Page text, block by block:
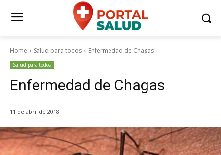
Home Salud para todos Enfermedad de Chagas
Salud para todos
Enfermedad de Chagas
11 de abril de 2018